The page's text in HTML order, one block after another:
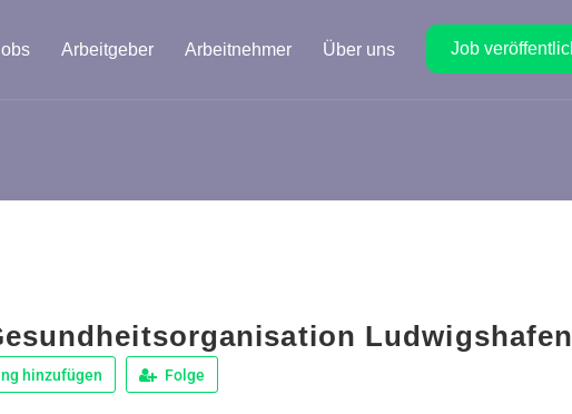
Arbeitgeber Arbeitnehmer Über uns Job
hinzufügen Folge